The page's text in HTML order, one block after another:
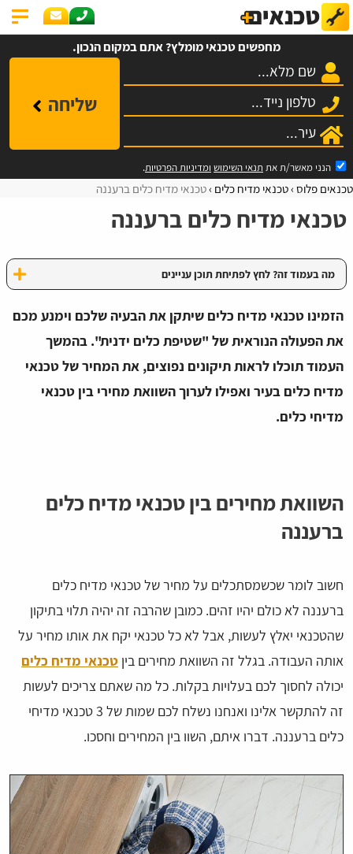
מחפשים טכנאי מומלץ? אתם במקום הנכון.
שליחה
הנני מאשר/ת את תנאי השימוש ומדיניות הפרטיות.
טכנאים פלוס טכנאי מדיח כלים טכנאי מדיח כלים ברעננה
טכנאי מדיח כלים ברעננה
מה בעמוד זה? לחץ לפתיחת תוכן עניינים
הזמינו טכנאי מדיח כלים שיתקן את הבעיה שלכם וימנע מכם
את הפעולה הנוראית של "שטיפת כלים ידנית". בהמשך
העמוד תוכלו לראות תיקונים נפוצים, את המחיר של טכנאי
מדיח כלים בעיר ואפילו לערוך השוואת מחירי בין טכנאי
מדיחי כלים.
השוואת מחירים בין טכנאי מדיח כלים
ברעננה
חשוב לומר שכשמסתכלים על מחיר של טכנאי מדיח כלים
ברעננה לא כולם יהיו זהים. כמובן שהרבה זה יהיה תלוי בתיקון
שהטכנאי יאלץ לעשות, אבל לא כל טכנאי יקח את אותו מחיר על
אותה העבודה. בגלל זה השוואת מחירים בין טכנאי מדיח כלים
יכולה לחסוך לכם בעלויות בקלות. כל מה שאתם צריכים לעשות
זה להתקשר אלינו ואנחנו נשלח לכם שמות של 3 טכנאי מדיחי
כלים ברעננה. דברו איתם, השוו בין המחירים וחסכו.